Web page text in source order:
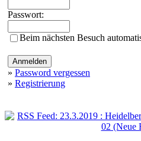
Passwort:
Beim nächsten Besuch
» Password vergessen
» Registrierung